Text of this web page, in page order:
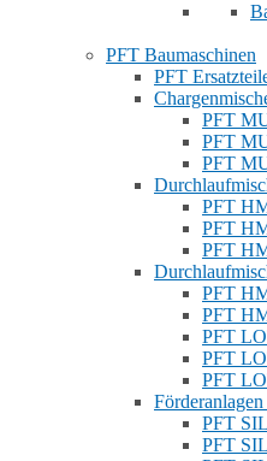
PFT Baumaschinen
PFT
PFT
PFT
PFT
PFT
PFT
PFT
PFT
PFT
PFT
PFT
PFT
PFT
PFT